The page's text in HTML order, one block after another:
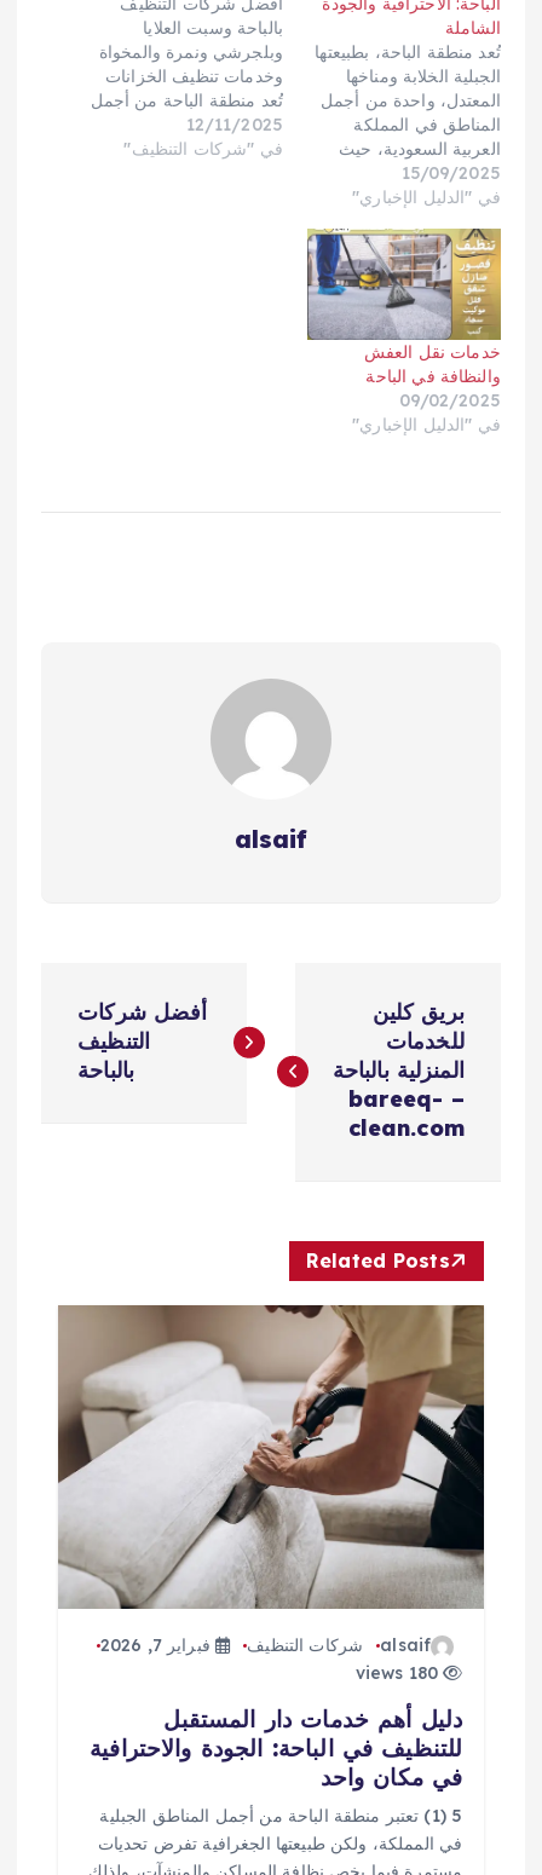
الشاملة
تُعد منطقة الباحة، بطبيعتها
الجبلية الخلابة ومناخها
المعتدل، واحدة من أجمل
المناطق في المملكة
العربية السعودية، حيث
يزداد الطلب على خدمات
نقل العفش والتنظيف
للسكان والسياح. في هذا
المقال الموسع، سنستعرض
أبرز الشركات والخدمات
المتاحة في الباحة لنقل
العفش داخل المنطقة
وخارجها، بالإضافة إلى
خدمات التنظيف المنزلي،…
15/09/2025
في "الدليل الإخباري"
بالباحة وسبت العلايا
وبلجرشي ونمرة والمخواة
وخدمات تنظيف الخزانات
تُعد منطقة الباحة من أجمل
مناطق المملكة العربية
السعودية بطبيعتها الخضراء
12/11/2025
في "شركات التنظيف"
خدمات نقل العفش
والنظافة في الباحة
09/02/2025
في "الدليل الإخباري"
alsaif
ص
ق
بريق كلين
للخدمات
المنزلية بالباحة
– bareeq-
clean.com
أفضل شركات
التنظيف
بالباحة
Related Posts
alsaif شركات التنظيف
فبراير 7, 2026
180 views
دليل أهم خدمات دار المستقبل
للتنظيف في الباحة: الجودة والاحترافية
في مكان واحد
5 (1) تعتبر منطقة الباحة من أجمل المناطق الجبلية
في المملكة، ولكن طبيعتها الجغرافية تفرض تحديات